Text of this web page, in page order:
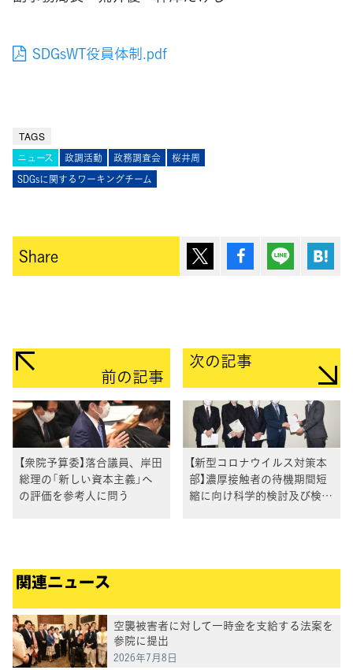
SDGsWT役員体制.pdf
TAGS
ニュース 政調活動 政務調査会
桜井周
SDGsに関するワーキングチーム
Share ポスト シェア Lineで送
前の記事
【衆院予算委】落合議員、岸田
総理の「新しい資本主義」へ
の評価を参考人に問う
次の記事
【新型コロナウイルス対策本
部】濃厚接触者の待機期間短
縮に向け科学的検討及び検査
関連ニュース
空襲被害者に対して一時金を支給する法案を
参院に提出
2026年7月8日